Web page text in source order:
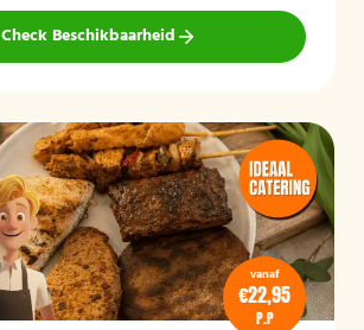
Check Beschikbaarheid
vanaf
€22,95
P.P